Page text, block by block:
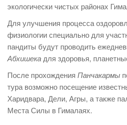
экологически чистых районах
Для улучшения процесса
физиологии специально для
пандиты будут проводить
Абхишека для здоровья,
После прохождения Панчакармы
тура возможно посещение
Харидвара, Дели, Агры, а также
Места Силы в Гималаях.